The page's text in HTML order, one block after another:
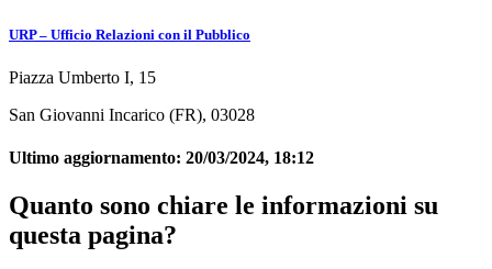
URP – Ufficio Relazioni con il Pubblico
Piazza Umberto I, 15
San Giovanni Incarico (FR), 03028
Ultimo aggiornamento: 20/03/2024, 18:12
Quanto sono chiare le informazioni su
questa pagina?